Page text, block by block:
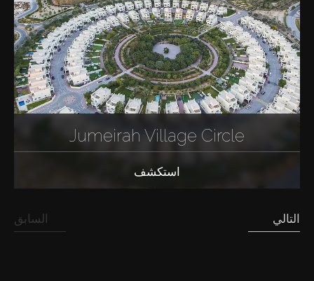
Jumeirah Village Circle
استكشف
السابق التالي